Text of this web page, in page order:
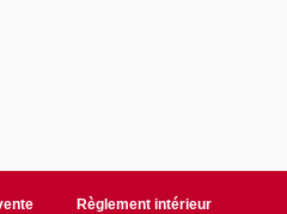
Règlement intérieur